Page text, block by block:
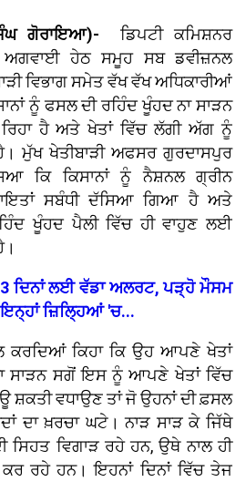
ਸਿੰਘ ਗੋਰਾਇਆ)-ਡਿਪਟੀ ਕਮਿਸ਼ਨਰ
ਹੇਠ ਸਮੂਹ ਸਬ ਡਵੀਜ਼ਨਲ
ਵਿਭਾਗ ਸਮੇਤ ਵੱਖ ਵੱਖ ਅਧਿਕਾਰੀਆਂ
ਨੂੰ ਫਸਲ ਦੀ ਰਹਿੰਦ ਖੂੰਹਦ ਨਾ ਸਾੜਨ
ਹੈ ਅਤੇ ਖੇਤਾਂ ਵਿੱਚ ਲੱਗੀ ਅੱਗ ਨੂੰ
ਮੁੱਖ ਖੇਤੀਬਾੜੀ ਅਫਸਰ ਗੁਰਦਾਸਪੁਰ
ਕਿ ਕਿਸਾਨਾਂ ਨੂੰ ਨੈਸ਼ਨਲ ਗ੍ਰੀਨ
ਸਬੰਧੀ ਦੱਸਿਆ ਗਿਆ ਹੈ ਅਤੇ
ਖੂੰਹਦ ਪੈਲੀ ਵਿੱਚ ਹੀ ਵਾਹੁਣ ਲਈ
ਦਿਨਾਂ ਲਈ ਵੱਡਾ ਅਲਰਟ, ਪੜ੍ਹੋ ਮੌਸਮ
ਜ਼ਿਲ੍ਹਿਆਂ 'ਚ...
ਕਰਦਿਆਂ ਕਿਹਾ ਕਿ ਉਹ ਆਪਣੇ ਖੇਤਾਂ
ਸਾੜਨ ਸਗੋਂ ਇਸ ਨੂੰ ਆਪਣੇ ਖੇਤਾਂ ਵਿੱਚ
ਸ਼ਕਤੀ ਵਧਾਉਣ ਤਾਂ ਜੋ ਉਹਨਾਂ ਦੀ ਫ਼ਸਲ
ਦਾ ਖ਼ਰਚਾ ਘਟੇ। ਨਾੜ ਸਾੜ ਕੇ ਜਿੱਥੇ
ਸਿਹਤ ਵਿਗਾੜ ਰਹੇ ਹਨ, ਉਥੇ ਨਾਲ ਹੀ
ਰਹੇ ਹਨ। ਇਹਨਾਂ ਦਿਨਾਂ ਵਿੱਚ ਤੇਜ